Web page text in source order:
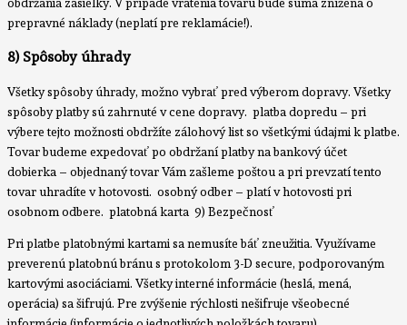
prepravné náklady (neplatí pre reklamácie!).
8) Spôsoby úhrady
Všetky spôsoby úhrady, možno vybrať pred výberom dopravy. Všetky
spôsoby platby sú zahrnuté v cene dopravy. platba dopredu – pri
výbere tejto možnosti obdržíte zálohový list so všetkými údajmi k platbe.
Tovar budeme expedovať po obdržaní platby na bankový účet
dobierka – objednaný tovar Vám zašleme poštou a pri prevzatí tento
tovar uhradíte v hotovosti. osobný odber – platí v hotovosti pri
osobnom odbere. platobná karta 9) Bezpečnosť
Pri platbe platobnými kartami sa nemusíte báť zneužitia. Využívame
preverenú platobnú bránu s protokolom 3-D secure, podporovaným
kartovými asociáciami. Všetky interné informácie (heslá, mená,
operácia) sa šifrujú. Pre zvýšenie rýchlosti nešifruje všeobecné